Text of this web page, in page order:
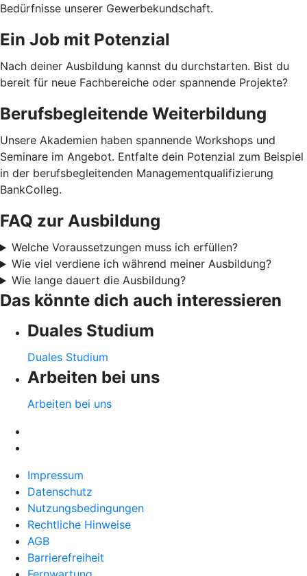
Bedürfnisse unserer Gewerbekundschaft.
Ein Job mit Potenzial
Nach deiner Ausbildung kannst du durchstarten. Bist du
bereit für neue Fachbereiche oder spannende Projekte?
Berufsbegleitende Weiterbildung
Unsere Akademien haben spannende Workshops und
Seminare im Angebot. Entfalte dein Potenzial zum Beispiel
in der berufsbegleitenden Managementqualifizierung
BankColleg.
FAQ zur Ausbildung
Welche Voraussetzungen muss ich erfüllen?
Wie viel verdiene ich während meiner Ausbildung?
Wie lange dauert die Ausbildung?
Das könnte dich auch interessieren
Duales Studium
Duales Studium
Arbeiten bei uns
Arbeiten bei uns
Impressum
Datenschutz
Nutzungsbedingungen
Rechtliche Hinweise
AGB
Barrierefreiheit